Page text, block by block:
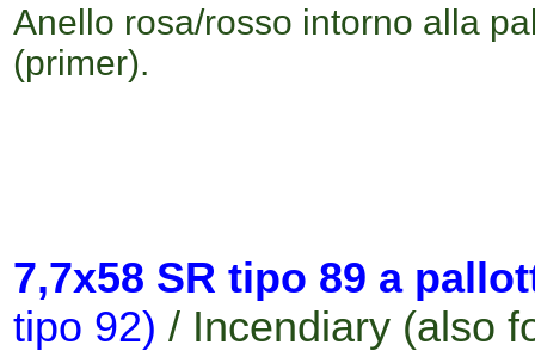
Anello rosa/rosso intorno alla
(primer).
7,7x58 SR tipo 89 a
tipo 92) / Incendiary (also